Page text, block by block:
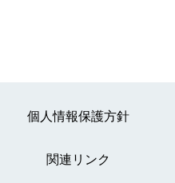
個人情報保護方針
関連リンク